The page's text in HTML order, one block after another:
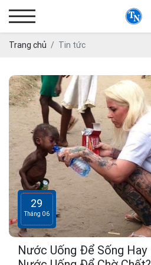
Trang chủ Tin tức
29
Tháng 06
Nước Uống Để Sống Hay